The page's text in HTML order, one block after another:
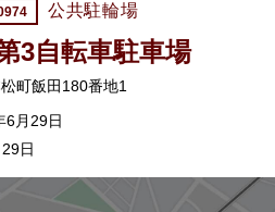
公共駐輪場
3自転車駐車場
町飯田180番地1
6月29日
日